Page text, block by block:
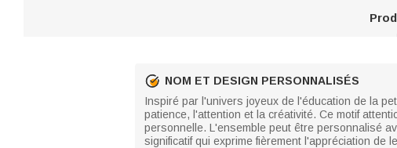
NOM ET DESIGN PERSONNALISÉS
Inspiré par l'univers joyeux de l'éducation de la
patience, l'attention et la créativité. Ce motif
personnelle. L'ensemble peut être personnalisé
significatif qui exprime fièrement l'appréciation de